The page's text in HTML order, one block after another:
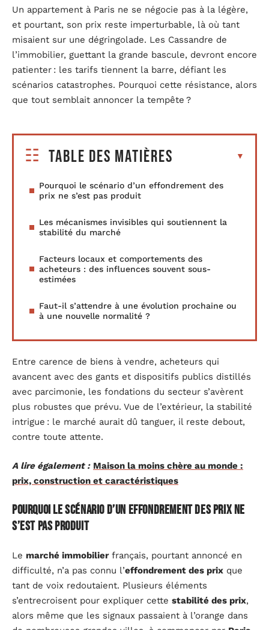
Un appartement à Paris ne se négocie pas à la légère,
et pourtant, son prix reste imperturbable, là où tant
misaient sur une dégringolade. Les Cassandre de
l’immobilier, guettant la grande bascule, devront encore
patienter : les tarifs tiennent la barre, défiant les
scénarios catastrophes. Pourquoi cette résistance, alors
que tout semblait annoncer la tempête ?
Table des matières
Pourquoi le scénario d’un effondrement des
prix ne s’est pas produit
Les mécanismes invisibles qui soutiennent la
stabilité du marché
Facteurs locaux et comportements des
acheteurs : des influences souvent sous-
estimées
Faut-il s’attendre à une évolution prochaine ou
à une nouvelle normalité ?
Entre carence de biens à vendre, acheteurs qui
avancent avec des gants et dispositifs publics distillés
avec parcimonie, les fondations du secteur s’avèrent
plus robustes que prévu. Vue de l’extérieur, la stabilité
intrigue : le marché aurait dû tanguer, il reste debout,
contre toute attente.
A lire également : Maison la moins chère au monde :
prix, construction et caractéristiques
Pourquoi le scénario d’un effondrement des prix ne
s’est pas produit
Le marché immobilierfrançais, pourtant annoncé en
difficulté, n’a pas connu l’effondrement des prix que
tant de voix redoutaient. Plusieurs éléments
s’entrecroisent pour expliquer cette stabilité des prix,
alors même que les signaux passaient à l’orange dans